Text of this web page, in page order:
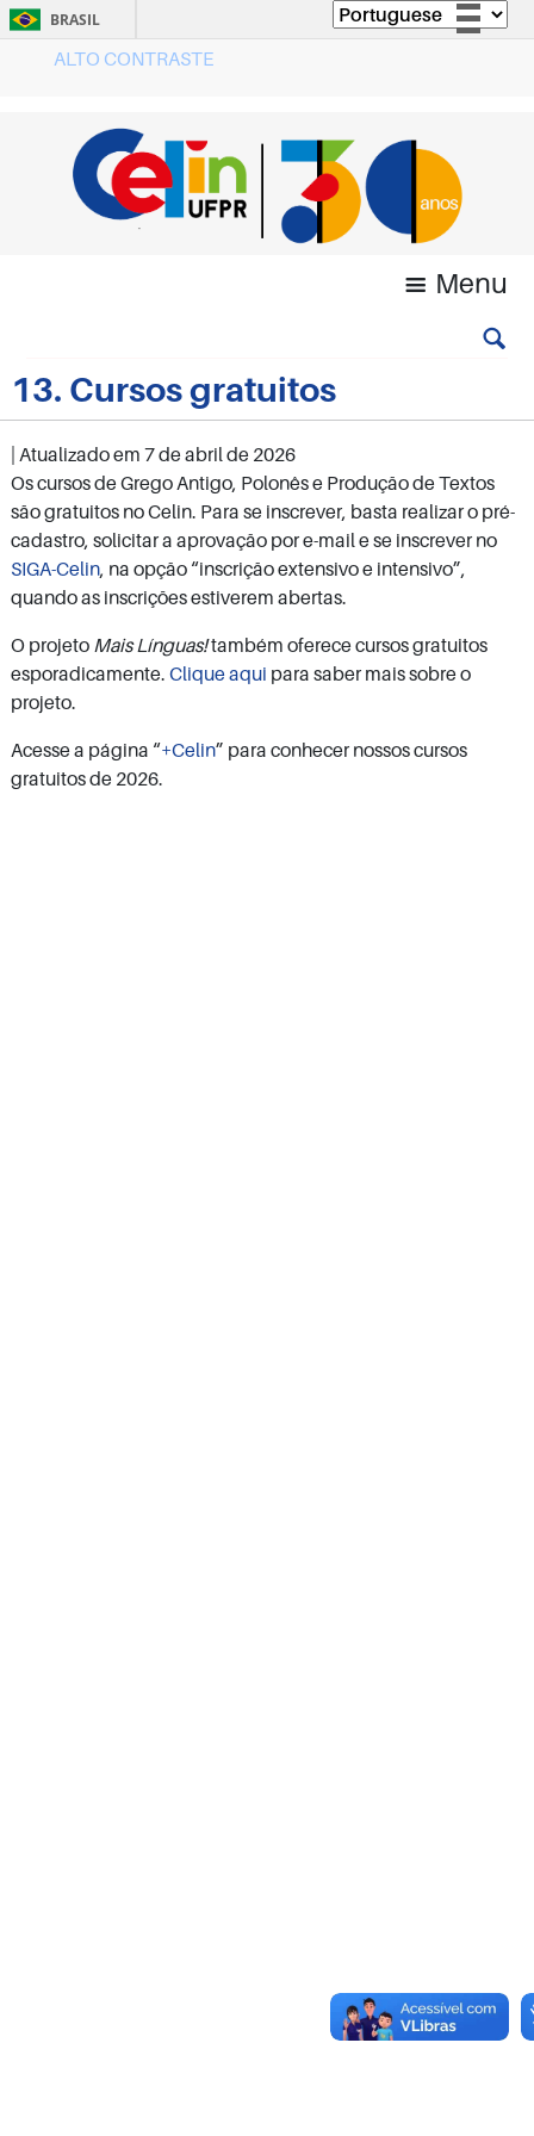
BRASIL
Acesso à informação
Legislação
Canais
ALTO CONTRASTE
Menu
13. Cursos gratuitos
| Atualizado em 7 de abril de 2026
Os cursos de Grego Antigo, Polonês e Produção de Textos
são gratuitos no Celin. Para se inscrever, basta realizar o pré-
cadastro, solicitar a aprovação por e-mail e se inscrever no
SIGA-Celin, na opção “inscrição extensivo e intensivo”,
quando as inscrições estiverem abertas.
O projeto Mais Línguas!também oferece cursos gratuitos
esporadicamente. Clique aqui para saber mais sobre o
projeto.
Acesse a página “+Celin” para conhecer nossos cursos
gratuitos de 2026.